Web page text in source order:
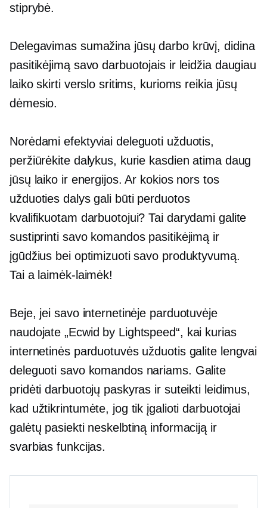
stiprybė.
Delegavimas sumažina jūsų darbo krūvį, didina
pasitikėjimą savo darbuotojais ir leidžia daugiau
laiko skirti verslo sritims, kurioms reikia jūsų
dėmesio.
Norėdami efektyviai deleguoti užduotis,
peržiūrėkite dalykus, kurie kasdien atima daug
jūsų laiko ir energijos. Ar kokios nors tos
užduoties dalys gali būti perduotos
kvalifikuotam darbuotojui? Tai darydami galite
sustiprinti savo komandos pasitikėjimą ir
įgūdžius bei optimizuoti savo produktyvumą.
Tai a laimėk-laimėk!
Beje, jei savo internetinėje parduotuvėje
naudojate „Ecwid by Lightspeed“, kai kurias
internetinės parduotuvės užduotis galite lengvai
deleguoti savo komandos nariams. Galite
pridėti darbuotojų paskyras ir suteikti leidimus,
kad užtikrintumėte, jog tik įgalioti darbuotojai
galėtų pasiekti neskelbtiną informaciją ir
svarbias funkcijas.